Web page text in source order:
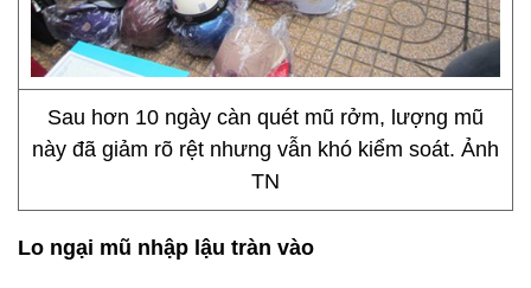
Sau hơn 10 ngày càn quét mũ rởm, lượng mũ
này đã giảm rõ rệt nhưng vẫn khó kiểm soát. Ảnh
TN
Lo ngại mũ nhập lậu tràn vào